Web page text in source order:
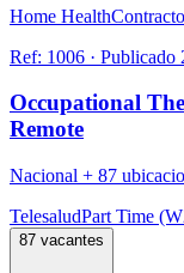
Home Health
Ref: 1006 · Publicado
Occupational
Remote
Nacional + 87
TelesaludPart Time
87 vacantes